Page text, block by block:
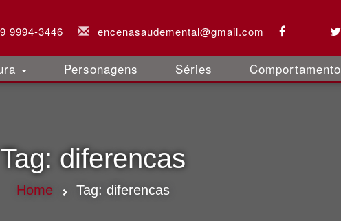
9994-3446 encenasaudemental@gmail.com
Personagens Séries Comportamento
Tag: diferencas
Home Tag: diferencas